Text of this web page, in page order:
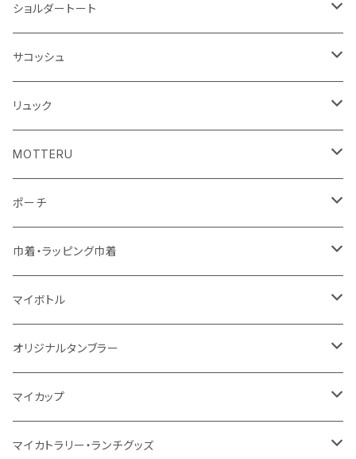
アクリル雑貨
ジュートコットン
キャンパス
不織布
コットン
デニム
ポリエステル
不織布
オーガニックコットン
シーチング
10oz
フェアトレードコットン
コットンリネン
ジュートコットン
再生ファブリック
コットン
5oz
シーチング
キャンパス
8oz
10oz
デニム・デニムライク
ポリエステル
再生不織布
ショルダートート
オーガニックコットン
コットンリネン
再生ファブリック
5oz
10oz
コットン
シーチング
キャンパス
10oz
12oz
デニム
ポリエステル
不織布
保冷
サコッシュ
オーガニックコットン
フェアトレードコットン
ジュートコットン
再生ファブリック
5oz
コットン
5oz
キャンパス
ポリエステル
不織布
リュック
コットン
5oz
デニム
ポリエステル
不織布
スウェット
MOTTERU
お買い物バッグ
ボトル
タンブラー
ランチグッズ
ハンカチ
傘
ポーチ
オーガニックコットン
フェアトレードコットン
再生ファブリック
キャンパス
デニム・デニムライク
巾着・ラッピング巾着
コットン
オーガニックコットン
再生ファブリック
フェアトレードコットン
マイボトル
ステンレスサーモ
ステンレス
アルミ
オリジナルタンブラー
サーモタンブラー
ステンレス2層タンブラー
マイカップ
サーモ
マイカトラリー・ランチグッズ